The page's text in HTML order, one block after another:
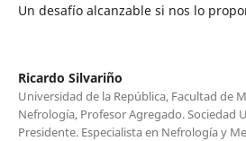
Un desafío alcanzable si nos lo
Ricardo Silvariño
Universidad de la República, Facultad de
Nefrología, Profesor Agregado. Sociedad
Presidente. Especialista en Nefrología y